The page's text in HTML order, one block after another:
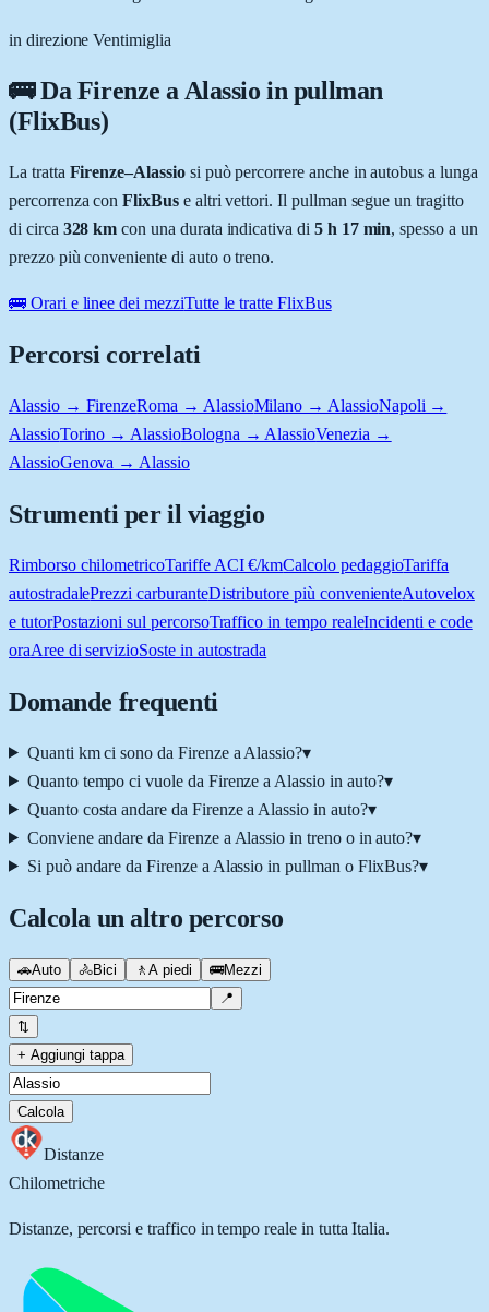
in direzione Ventimiglia
🚌 DaFirenze aAlassio in pullman
(FlixBus)
La tratta Firenze–Alassiosi può percorrere anche in autobus a lunga
percorrenza conFlixBuse altri vettori. Il pullman segue un tragitto
di circa 328 km con una durata indicativa di 5 h 17 min, spesso a un
prezzo più conveniente di auto o treno.
🚌 Orari e linee dei mezziTutte le tratte FlixBus
Percorsi correlati
Alassio → FirenzeRoma → AlassioMilano → AlassioNapoli →
AlassioTorino → AlassioBologna → AlassioVenezia →
AlassioGenova → Alassio
Strumenti per il viaggio
Rimborso chilometricoTariffe ACI €/kmCalcolo pedaggioTariffa
autostradalePrezzi carburanteDistributore più convenienteAutovelox
e tutorPostazioni sul percorsoTraffico in tempo realeIncidenti e code
oraAree di servizioSoste in autostrada
Domande frequenti
Quanti km ci sono da Firenze a Alassio?▾
Quanto tempo ci vuole da Firenze a Alassio in auto?▾
Quanto costa andare da Firenze a Alassio in auto?▾
Conviene andare da Firenze a Alassio in treno o in auto?▾
Si può andare da Firenze a Alassio in pullman o FlixBus?▾
Calcola un altro percorso
🚗Auto 🚴Bici 🚶 A piedi 🚌Mezzi
📍
⇅
+ Aggiungi tappa
Calcola
Distanze
Chilometriche
Distanze, percorsi e traffico in tempo reale in tutta Italia.